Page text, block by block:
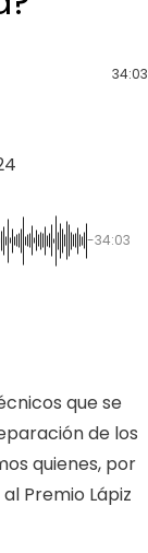
34:03
-34:03
que se
de los
quienes, por
Premio Lápiz